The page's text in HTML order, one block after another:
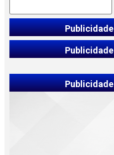
Publicidade
Publicidade
Publicidade